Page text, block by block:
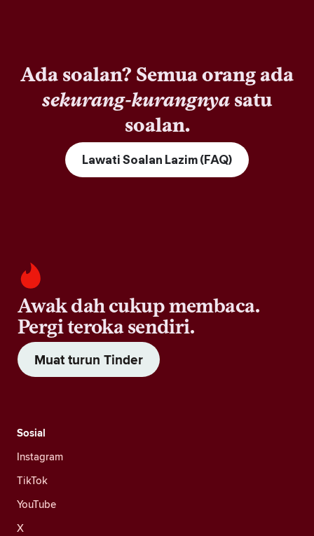
Ada soalan? Semua orang ada
sekurang-kurangnya satu
soalan.
Lawati Soalan Lazim (FAQ)
Awak dah cukup membaca.
Pergi teroka sendiri.
Muat turun Tinder
Sosial
Instagram
TikTok
YouTube
X